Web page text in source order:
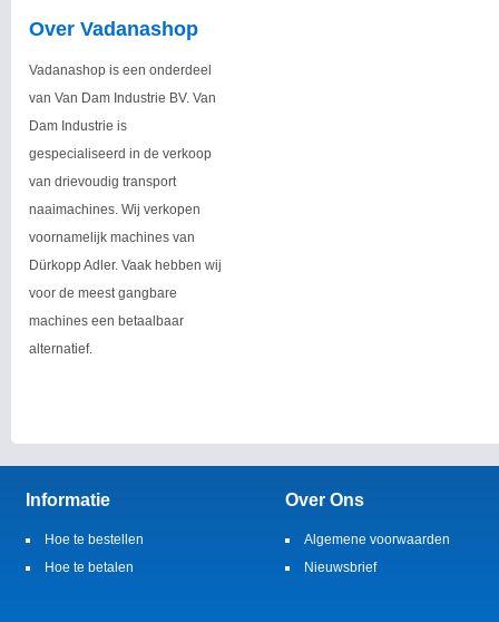
Over Vadanashop
Vadanashop is een onderdeel
van Van Dam Industrie BV. Van
Dam Industrie is
gespecialiseerd in de verkoop
van drievoudig transport
naaimachines. Wij verkopen
voornamelijk machines van
Dürkopp Adler. Vaak hebben wij
voor de meest gangbare
machines een betaalbaar
alternatief.
Informatie
Hoe te bestellen
Hoe te betalen
Over Ons
Algemene voorwaarden
Nieuwsbrief